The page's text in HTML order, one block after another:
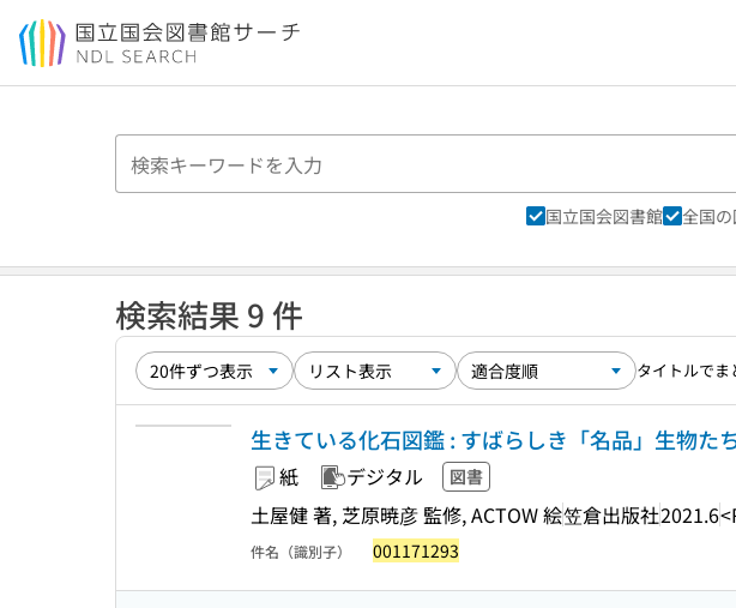
本文へ移動
国立国会図書館 全国
検索結果 9 件
タイトルでま
生きている化石図鑑 : すばらしき「名品」生物
紙 デジタル 図書
土屋健 著, 芝原暁彦 監修, ACTOW 絵笠倉出版社2021.6
件名（識別子） 001171293